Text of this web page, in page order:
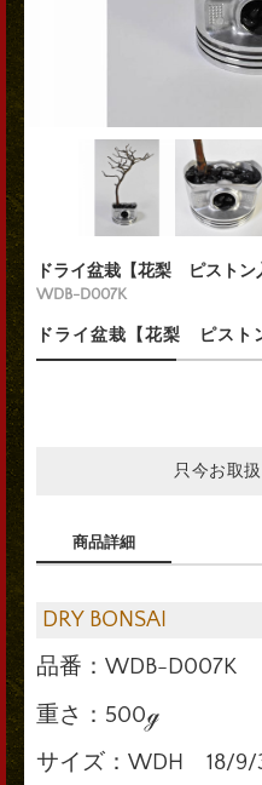
ドライ盆栽【花梨 ピストン
WDB-D007K
ドライ盆栽【花梨 ピスト
只今お取
商品詳細
DRY BONSAI
品番：WDB-D007K
重さ：500ℊ
サイズ：WDH 18/